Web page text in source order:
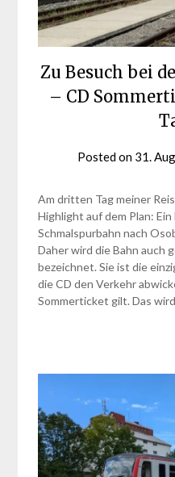
Zu Besuch bei
– CD
Posted on 31.
Am dritten Tag meiner
Highlight auf dem Plan:
Schmalspurbahn nach
Daher wird die Bahn auch
bezeichnet. Sie ist die
die CD den Verkehr
Sommerticket gilt. Das